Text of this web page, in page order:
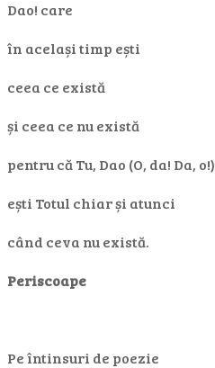
Dao! care
în același timp ești
ceea ce există
și ceea ce nu există
pentru că Tu, Dao (O, da! Da, o!)
ești Totul chiar și atunci
când ceva nu există.
Periscoape
Pe întinsuri de poezie